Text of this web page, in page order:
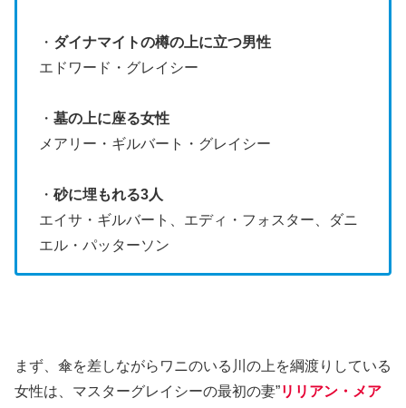
・ ダイナマイトの樽の上に立つ男性
エドワード・グレイシー
・ 墓の上に座る女性
メアリー・ギルバート・グレイシー
・ 砂に埋もれる3人
エイサ・ギルバート、エディ・フォスター、ダニ
エル・パッターソン
まず、傘を差しながらワニのいる川の上を綱渡りしている
女性は、マスターグレイシーの最初の妻”リリアン・メア